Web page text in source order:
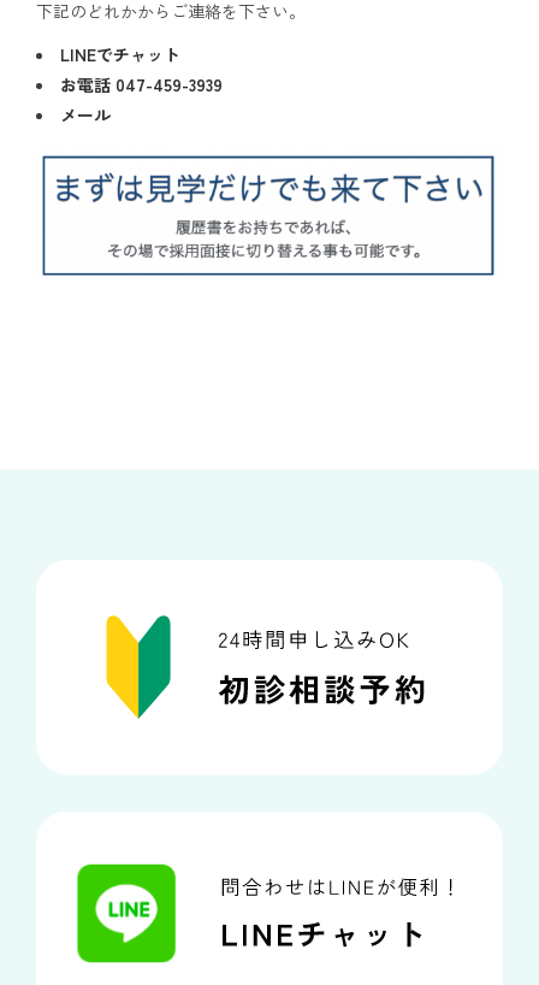
下記のどれかからご連絡を下さい。
LINEでチャット
お電話 047-459-3939
メール